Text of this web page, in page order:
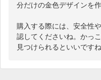
分だけの金色デザインを
購入する際には、安全性
認してくださいね。かっ
見つけられるといいですね